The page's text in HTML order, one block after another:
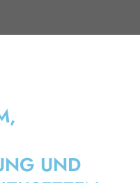
UND